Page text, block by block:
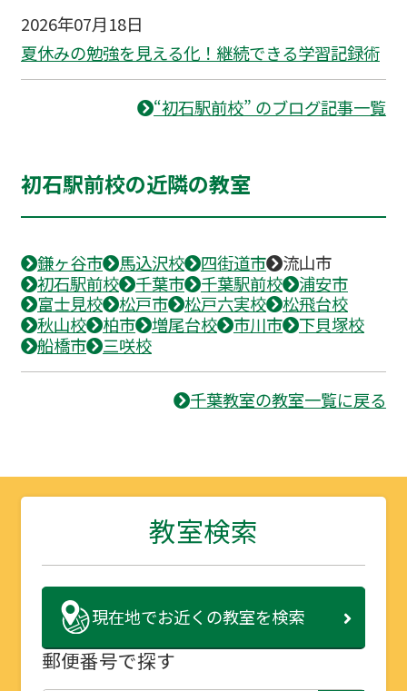
2026年07月18日
夏休みの勉強を見える化！継続できる学習記録術
“初石駅前校” のブログ記事一覧
初石駅前校の近隣の教室
鎌ヶ谷市 馬込沢校 四街道市
流山市
初石駅前校
千葉市 千葉駅前校
浦安市
富士見校
松戸市 松戸六実校
松飛台校
秋山校
柏市 増尾台校 市川市
下貝塚校
船橋市
三咲校
千葉教室の教室一覧に戻る
教室検索
現在地でお近くの教室を検索
郵便番号で探す